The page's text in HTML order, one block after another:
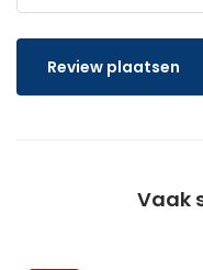
Review plaatsen
Vaak